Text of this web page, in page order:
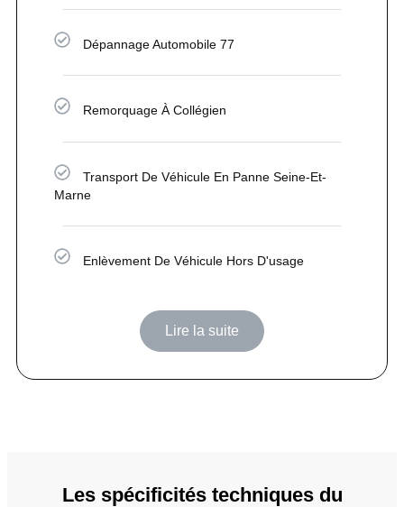
Dépannage Automobile 77
Remorquage À Collégien
Transport De Véhicule En Panne Seine-Et-
Marne
Enlèvement De Véhicule Hors D'usage
Lire la suite
Les spécificités techniques du